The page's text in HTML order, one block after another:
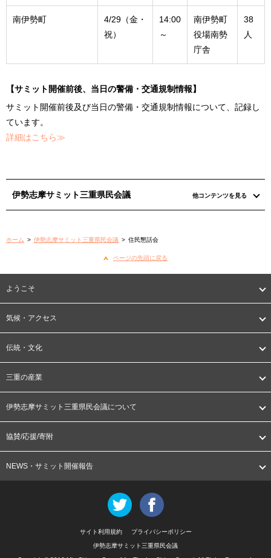
南伊勢町
4/29（金・
祝）
14:00
～
南伊勢町
役場南勢
庁舎
38
人
【サミット開催前後、当日の警備・交通規制情報】
サミット開催前後及び当日の警備・交通規制情報について、記録し
ています。
詳細はこちら≫
伊勢志摩サミット三重県民会議 他コンテンツを見る
ホーム > 伊勢志摩サミット三重県民会議 > 住民懇話会
ページの先頭に戻る
ようこそ
気候・アクセス
伝統・文化
三重の産業
伊勢志摩サミット三重県民会議について
協賛/応援/寄附
NEWS・サミット開催報告
Twitter
サイト利用規約 プライバシーポリシー
伊勢志摩サミット三重県民会議